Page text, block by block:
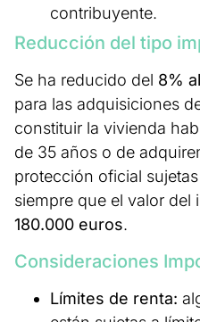
contribuyente.
Reducción del tipo
Se ha reducido del 8%
para las adquisiciones
constituir la vivienda
de 35 años o de
protección oficial
siempre que el valor
180.000 euros.
Consideraciones
Límites de renta: